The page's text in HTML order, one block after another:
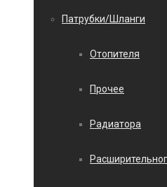
Патрубки/Шланги
Отопителя
Прочее
Радиатора